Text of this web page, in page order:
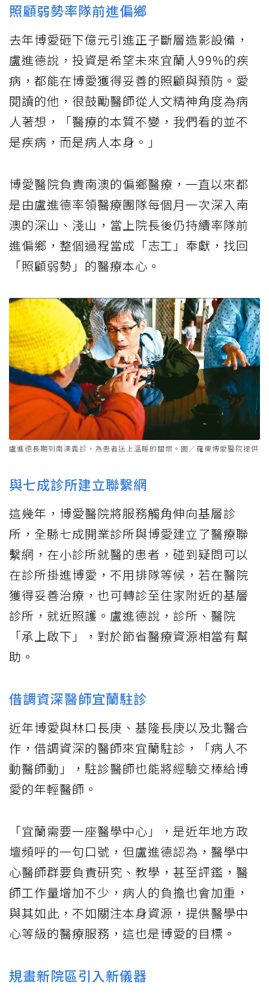
照顧弱勢率隊前進偏鄉
去年博愛砸下億元引進正子斷層造影設備，
盧進德說，投資是希望未來宜蘭人99%的疾
病，都能在博愛獲得妥善的照顧與預防。愛
閱讀的他，很鼓勵醫師從人文精神角度為病
人著想，「醫療的本質不變，我們看的並不
是疾病，而是病人本身。」
博愛醫院負責南澳的偏鄉醫療，一直以來都
是由盧進德率領醫療團隊每個月一次深入南
澳的深山、淺山，當上院長後仍持續率隊前
進偏鄉，整個過程當成「志工」奉獻，找回
「照顧弱勢」的醫療本心。
盧進德長期到南澳義診，為患者送上溫暖的關懷。圖／羅東博愛醫院提供
與七成診所建立聯繫網
這幾年，博愛醫院將服務觸角伸向基層診
所，全縣七成開業診所與博愛建立了醫療聯
繫網，在小診所就醫的患者，碰到疑問可以
在診所掛進博愛，不用排隊等候，若在醫院
獲得妥善治療，也可轉診至住家附近的基層
診所，就近照護。盧進德說，診所、醫院
「承上啟下」，對於節省醫療資源相當有幫
助。
借調資深醫師宜蘭駐診
近年博愛與林口長庚、基隆長庚以及北醫合
作，借調資深的醫師來宜蘭駐診，「病人不
動醫師動」，駐診醫師也能將經驗交棒給博
愛的年輕醫師。
「宜蘭需要一座醫學中心」，是近年地方政
壇頻呼的一句口號，但盧進德認為，醫學中
心醫師群要負責研究、教學，甚至評鑑，醫
師工作量增加不少，病人的負擔也會加重，
與其如此，不如關注本身資源，提供醫學中
心等級的醫療服務，這也是博愛的目標。
規畫新院區引入新儀器